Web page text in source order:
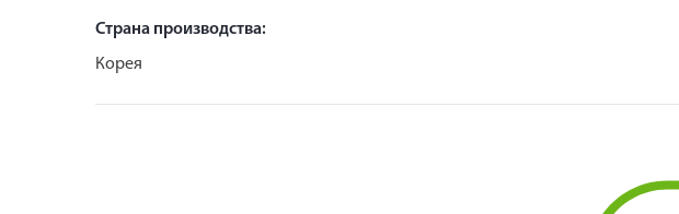
Страна производства:
Корея